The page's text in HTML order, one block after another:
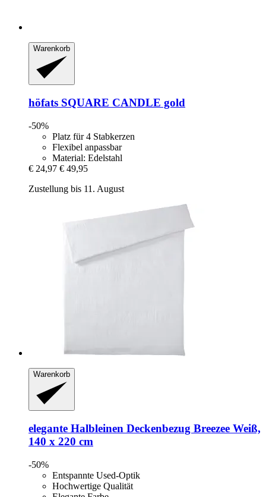
Warenkorb
höfats SQUARE CANDLE gold
-50%
Platz für 4 Stabkerzen
Flexibel anpassbar
Material: Edelstahl
€ 24,97 € 49,95
Zustellung bis 11. August
Warenkorb
elegante Halbleinen Deckenbezug Breezee Weiß,
140 x 220 cm
-50%
Entspannte Used-Optik
Hochwertige Qualität